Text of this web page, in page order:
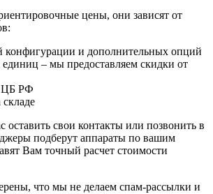
цены, они зависят от
конфигурации и дополнительных опций
единиц – мы предоставляем скидки от
ЦБ РФ
оставить свои контакты или позвонить в
подберут аппараты по вашим
Вам точный расчет стоимости
что мы не делаем спам-рассылки и